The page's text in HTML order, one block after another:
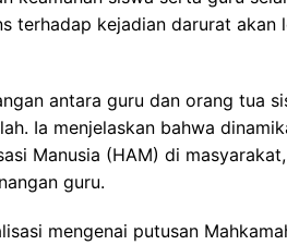
terhadap kejadian darurat akan
antara guru dan orang tua
Ia menjelaskan bahwa
Manusia (HAM) di
guru.
mengenai putusan